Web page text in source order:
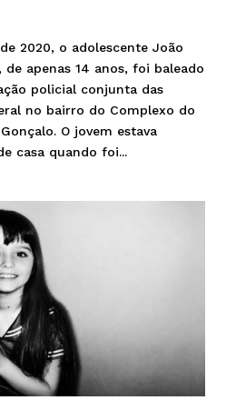
2020, o adolescente João
de apenas 14 anos, foi baleado
policial conjunta das
no bairro do Complexo do
O jovem estava
casa quando foi...